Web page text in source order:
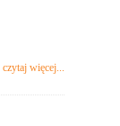
czytaj więcej...